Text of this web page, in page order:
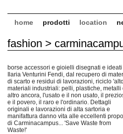
home prodotti location
fashion >
borse accessori e gioielli disegnati e
Ilaria Venturini Fendi, dal recupero di
di scarto e residui di lavorazioni, riciclo
materiali industriali: pelli, plastiche, metalli
altro ancora, l'usato e il non usato, il
e il povero, il raro e l'ordinario. Dettagli
originali e lavorazioni di alta sartoria e
manifattura danno vita alle eccellenti
di Carminacampus... 'Save Waste from
Waste!'